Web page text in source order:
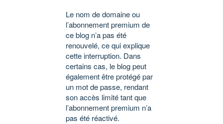
Le nom de domaine ou
l’abonnement premium de
ce blog n’a pas été
renouvelé, ce qui explique
cette interruption. Dans
certains cas, le blog peut
également être protégé par
un mot de passe, rendant
son accès limité tant que
l’abonnement premium n’a
pas été réactivé.